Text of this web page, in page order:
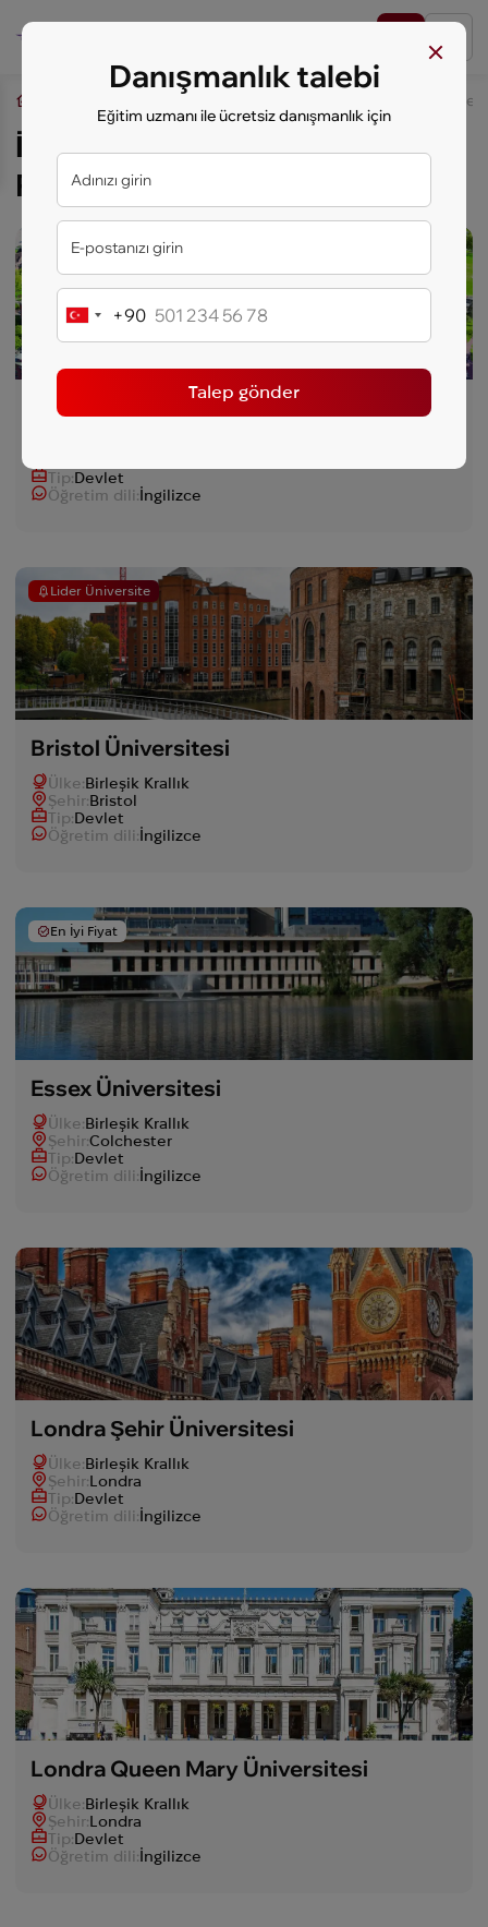
Öğrenciler İçin Yurt Dışında Eğitim İngiltere
İngiltere Üniversiteleri,
Program: Yüksek Lisans
Birmingham Üniversitesi
Tip:Devlet
Öğretim dili:İngilizce
Lider Üniversite
Bristol Üniversitesi
Ülke:Birleşik Krallık
Şehir:Bristol
Tip:Devlet
Öğretim dili:İngilizce
En İyi Fiyat
Essex Üniversitesi
Ülke:Birleşik Krallık
Şehir:Colchester
Tip:Devlet
Öğretim dili:İngilizce
Londra Şehir Üniversitesi
Ülke:Birleşik Krallık
Şehir:Londra
Tip:Devlet
Öğretim dili:İngilizce
Londra Queen Mary Üniversitesi
Ülke:Birleşik Krallık
Şehir:Londra
Tip:Devlet
Öğretim dili:İngilizce
Danışmanlık talebi
Eğitim uzmanı ile ücretsiz danışmanlık için
Turkey+90
Talep gönder